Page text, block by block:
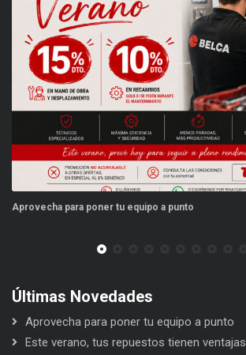
Aprovecha para poner tu equipo a punto
Últimas Novedades
Aprovecha para poner tu equipo a punto
Este verano, tus repuestos tienen ventajas